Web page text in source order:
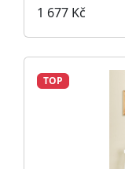
1 677 Kč
TOP